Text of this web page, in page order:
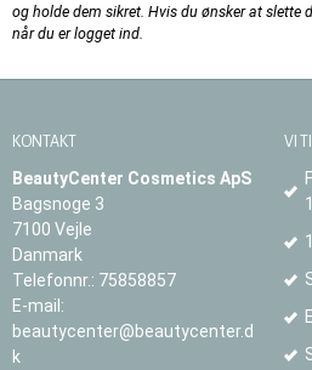
og holde dem sikret. Hvis du ønsker at slette
når du er logget ind.
KONTAKT
BeautyCenter Cosmetics ApS
Bagsnoge 3
7100 Vejle
Danmark
Telefonnr.: 75858857
E-mail :
beautycenter@beautycenter.d
k
VI